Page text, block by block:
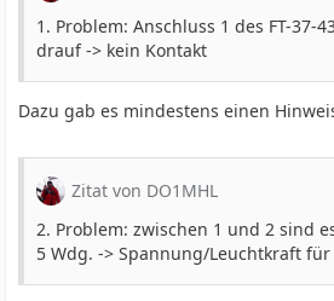
1. Problem: Anschluss 1 des FT-37-
drauf -> kein Kontakt
Dazu gab es mindestens einen
Zitat von DO1MHL
2. Problem: zwischen 1 und 2 sind
5 Wdg. -> Spannung/Leuchtkraft